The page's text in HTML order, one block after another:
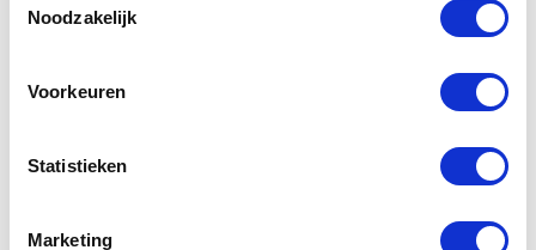
Noodzakelijk
Voorkeuren
Statistieken
Marketing
Zichtbaarheid: